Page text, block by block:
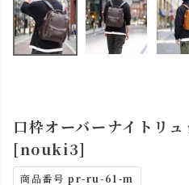
口枠オーバーナイトリ
[nouki3]
商品番号 pr-ru-61-m